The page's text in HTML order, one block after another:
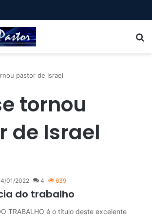
dormi (Salmo 3)
pastor de Israel
tornou
de Israel
01/2022 4 639
do trabalho
TRABALHO é o título deste excelente